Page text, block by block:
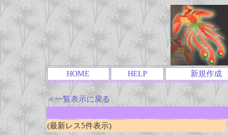
HOME HELP 新規作成
＜一覧表示に戻る
(最新レス5件表示)